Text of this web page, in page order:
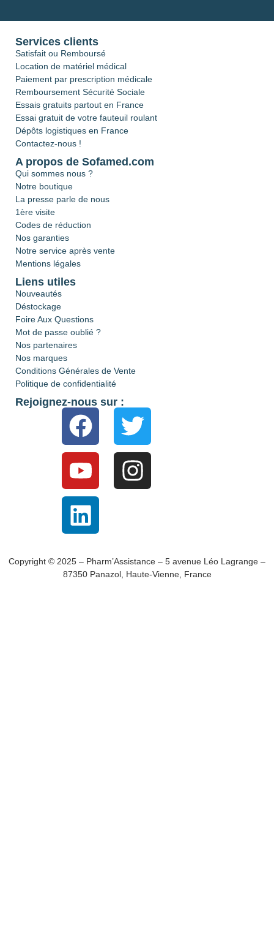
Services clients
Satisfait ou Remboursé
Location de matériel médical
Paiement par prescription médicale
Remboursement Sécurité Sociale
Essais gratuits partout en France
Essai gratuit de votre fauteuil roulant
Dépôts logistiques en France
Contactez-nous !
A propos de Sofamed.com
Qui sommes nous ?
Notre boutique
La presse parle de nous
1ère visite
Codes de réduction
Nos garanties
Notre service après vente
Mentions légales
Liens utiles
Nouveautés
Déstockage
Foire Aux Questions
Mot de passe oublié ?
Nos partenaires
Nos marques
Conditions Générales de Vente
Politique de confidentialité
Rejoignez-nous sur :
Copyright © 2025 – Pharm’Assistance – 5 avenue Léo Lagrange –
87350 Panazol, Haute-Vienne, France